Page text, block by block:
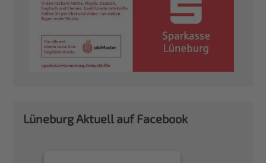
Lüneburg Aktuell auf Facebook